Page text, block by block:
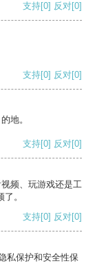
支持[0] 反对[0]
支持[0] 反对[0]
地。
支持[0] 反对[0]
频、玩游戏还是工
。
支持[0] 反对[0]
私保护和安全性保